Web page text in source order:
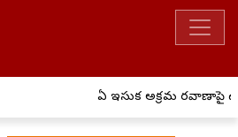
ఏపీ ఇసుక అక్రమ రవాణాపై